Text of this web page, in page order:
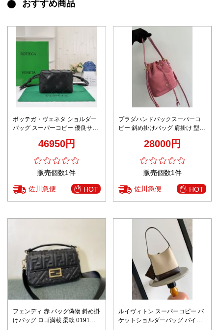
おすすめ商品
ボッテガ・ヴェネタ ショルダー
バッグ スーパーコピー 優良サイ
ャート 高再現度モデル
46950円
販売個数1件
佐川急便 HOT
プラダハンドバックスーパーコ
ピー 斜め掛けバッグ 肩掛け 型番
軽量 実用 ローズレッド
28000円
販売個数1件
佐川急便 HOT
フェンディ 赤 バッグ偽物 斜め掛
けバッグ ロゴ満載 柔軟 0191M
ルイヴィトン スーパーコピー バ
ケットショルダーバッグ バイカ